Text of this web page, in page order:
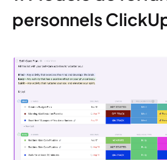
personnels